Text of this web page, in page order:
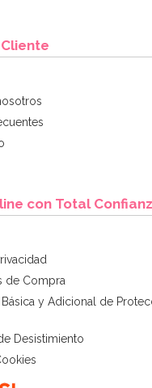
con Total
de Compra
Básica y Adicional de
Desistimiento